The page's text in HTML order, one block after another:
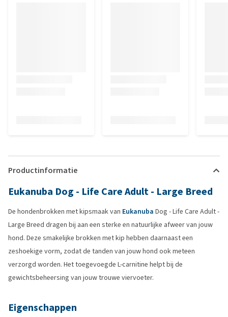
Productinformatie
Eukanuba Dog - Life Care Adult - Large Breed
De hondenbrokken met kipsmaak van Eukanuba Dog - Life Care Adult -
Large Breed dragen bij aan een sterke en natuurlijke afweer van jouw
hond. Deze smakelijke brokken met kip hebben daarnaast een
zeshoekige vorm, zodat de tanden van jouw hond ook meteen
verzorgd worden. Het toegevoegde L-carnitine helpt bij de
gewichtsbeheersing van jouw trouwe viervoeter.
Eigenschappen